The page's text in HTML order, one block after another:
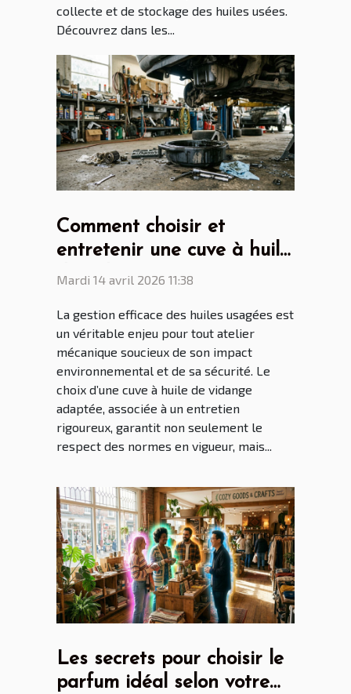
collecte et de stockage des huiles usées.
Découvrez dans les...
Comment choisir et
entretenir une cuve à huile
de vidange pour son
Mardi 14 avril 2026 11:38
La gestion efficace des huiles usagées est
un véritable enjeu pour tout atelier
mécanique soucieux de son impact
environnemental et de sa sécurité. Le
choix d’une cuve à huile de vidange
adaptée, associée à un entretien
rigoureux, garantit non seulement le
respect des normes en vigueur, mais...
Les secrets pour choisir le
parfum idéal selon votre